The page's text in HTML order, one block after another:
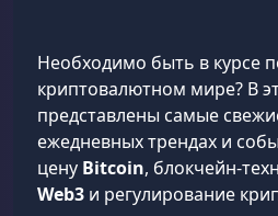
Необходимо быть в курсе
криптовалютном мире? В
представлены самые
ежедневных трендах и
цену Bitcoin, блокчейн-
Web3 и регулирование